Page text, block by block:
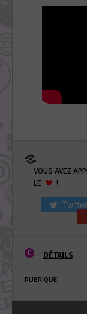
VOUS AVEZ
LE
!
Twitter
DÉTAILS
RUBRIQUE